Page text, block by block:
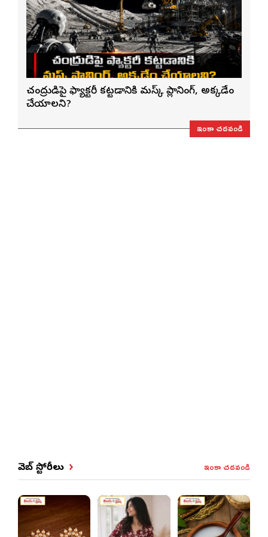
చంద్రుడిపై ఫ్యాక్టరీ కట్టడానికి మస్క్ ప్లానింగ్, అక్కడేం
చేయాలని?
ఇంకా చదవండి
వెబ్ స్టోరీలు ఇంకా చదవండి